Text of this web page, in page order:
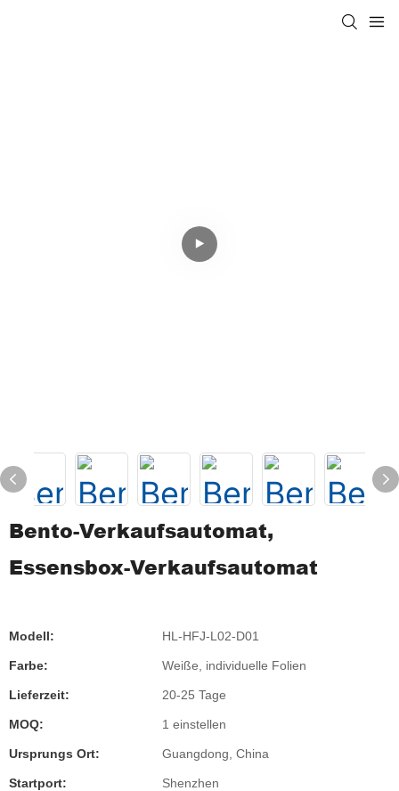
Bento-Verkaufsautomat,
Essensbox-Verkaufsautomat
Modell: HL-HFJ-L02-D01
Farbe: Weiße, individuelle Folien
Lieferzeit: 20-25 Tage
MOQ: 1 einstellen
Ursprungs Ort: Guangdong, China
Startport: Shenzhen